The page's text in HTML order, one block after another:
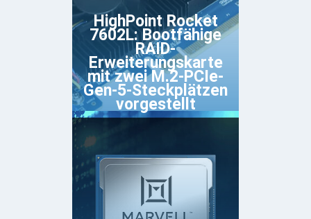
HighPoint Rocket
7602L: Bootfähige
RAID-
Erweiterungskarte
mit zwei M.2-PCIe-
Gen-5-Steckplätzen
vorgestellt